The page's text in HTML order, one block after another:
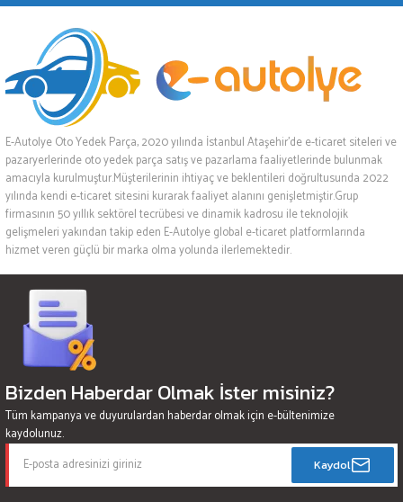
E-Autolye Oto Yedek Parça, 2020 yılında İstanbul Ataşehir’de e-ticaret siteleri ve
pazaryerlerinde oto yedek parça satış ve pazarlama faaliyetlerinde bulunmak
amacıyla kurulmuştur.Müşterilerinin ihtiyaç ve beklentileri doğrultusunda 2022
yılında kendi e-ticaret sitesini kurarak faaliyet alanını genişletmiştir.Grup
firmasının 50 yıllık sektörel tecrübesi ve dinamik kadrosu ile teknolojik
gelişmeleri yakından takip eden E-Autolye global e-ticaret platformlarında
hizmet veren güçlü bir marka olma yolunda ilerlemektedir.
Bizden Haberdar Olmak İster misiniz?
Tüm kampanya ve duyurulardan haberdar olmak için e-bültenimize
kaydolunuz.
Kaydol